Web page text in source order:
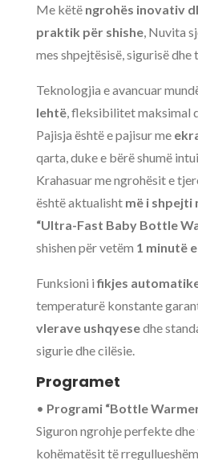
Me këtë ngrohës inovativ
praktik për shishe, Nuvita
mes shpejtësisë, sigurisë
Teknologjia e avancuar
lehtë, fleksibilitet maksimal
Pajisja është e pajisur me
qarta, duke e bërë shumë
Krahasuar me ngrohësit e
është aktualisht më i shpejti
“Ultra-Fast Baby Bottle
shishen për vetëm 1 minutë
Funksioni ifikjes
temperaturë konstante
vlerave ushqyesedhe
sigurie dhe cilësie.
Programet
• Programi “Bottle
Siguron ngrohje perfekte
kohëmatësit të